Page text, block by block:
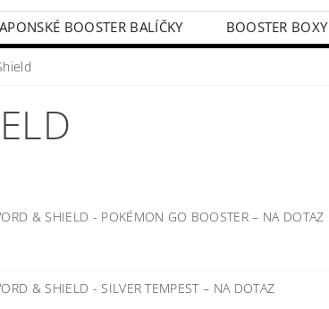
BOOSTER BALÍČKY
BOOSTER BOXY
KARTY
& SHIELD - POKÉMON GO BOOSTER– NA DOTAZ
& SHIELD - SILVER TEMPEST– NA DOTAZ